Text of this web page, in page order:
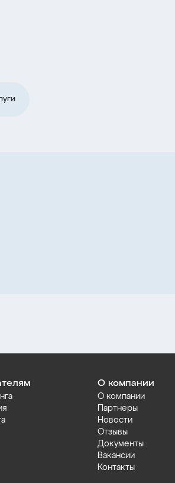
О компании
О компании
Партнеры
Новости
Отзывы
Документы
Вакансии
Контакты